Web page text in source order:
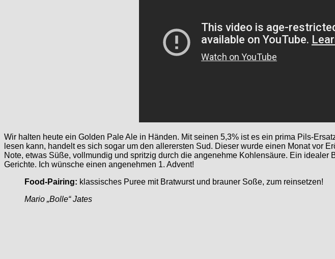
Wir halten heute ein Golden Pale Ale in Händen. Mit seinen 5,3% ist es ein prima Pils-
lesen kann, handelt es sich sogar um den allerersten Sud. Dieser wurde einen Monat vor
Note, etwas Süße, vollmundig und spritzig durch die angenehme Kohlensäure. Ein idealer
Gerichte. Ich wünsche einen angenehmen 1. Advent!
Food-Pairing: klassisches Puree mit Bratwurst und brauner Soße, zum reinsetzen!
Mario „Bolle“ Jates